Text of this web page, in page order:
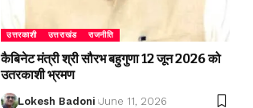
उत्तरकाशी उत्तराखंड राजनीति
कैबिनेट मंत्री श्री सौरभ बहुगुणा 12 जून 2026 को
उतरकाशी भ्रमण
Lokesh Badoni June 11, 2026